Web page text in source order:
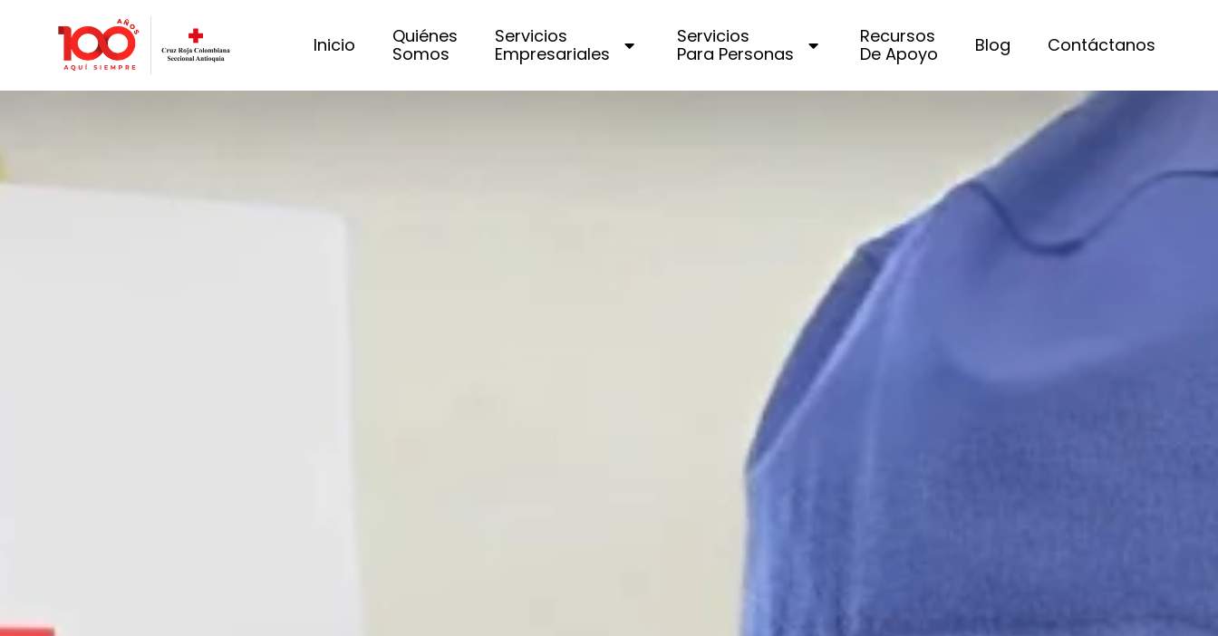
Inicio
Quiénes
Somos
Servicios
Empresariales
Servicios
Para Personas
Recursos
De Apoyo
Blog Contáctanos